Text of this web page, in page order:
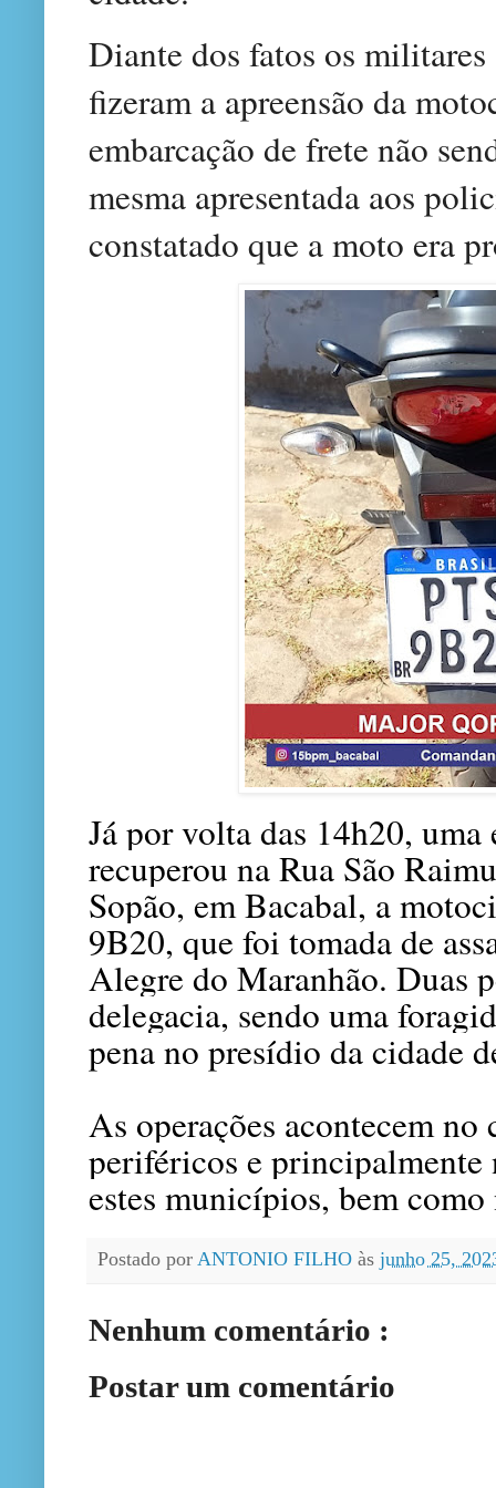
Diante dos fatos os
fizeram a apreensão da
embarcação de frete não
mesma apresentada aos
constatado que a moto era
Já por volta das 14h20,
recuperou na Rua São
Sopão, em Bacabal, a
9B20, que foi tomada de
Alegre do Maranhão. Duas
delegacia, sendo uma
pena no presídio da cidade
As operações acontecem
periféricos e principalmente
estes municípios, bem
Postado por ANTONIO FILHO às junho 25,
Nenhum comentário :
Postar um comentário